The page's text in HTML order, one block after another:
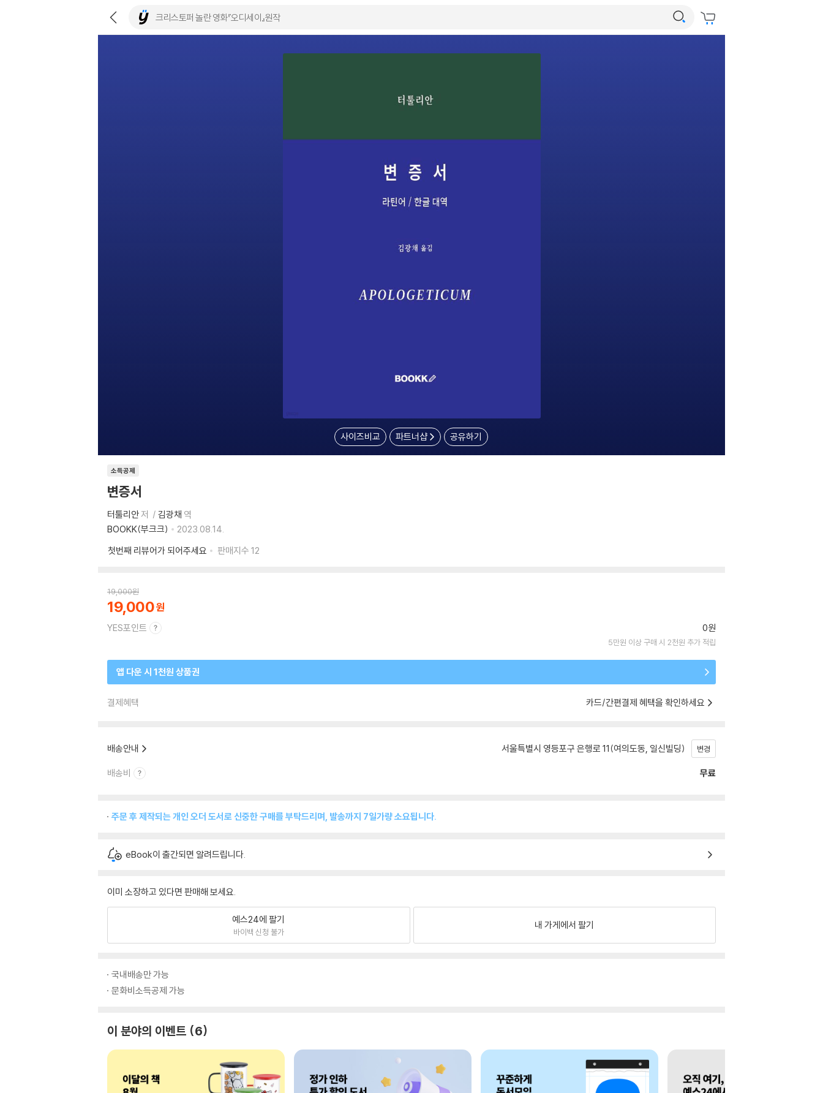
사이즈비교 파트너샵 공유하기
소득공제
변증서
터툴리안저 김광채 역
BOOKK(부크크)
2023.08.14.
첫번째 리뷰어가 되어주세요
판매지수 12
19,000원
19,000
YES포인트 0원
5만원 이상 구매 시 2천원 추가 적립
앱 다운 시 1천원 상품권
결제혜택 카드/간편결제 혜택을 확인하세요
배송안내 서울특별시 영등포구 은행로 11(여의도동, 일신빌딩) 변경
배송비 무료
주문 후 제작되는 개인 오더 도서로 신중한 구매를 부탁드리며, 발송까지 7일가량 소요됩니다.
eBook이 출간되면 알려드립니다.
이미 소장하고 있다면 판매해 보세요.
예스24에 팔기
바이백 신청 불가
내 가게에서 팔기
국내배송만 가능
문화비소득공제 가능
이 분야의 이벤트 6